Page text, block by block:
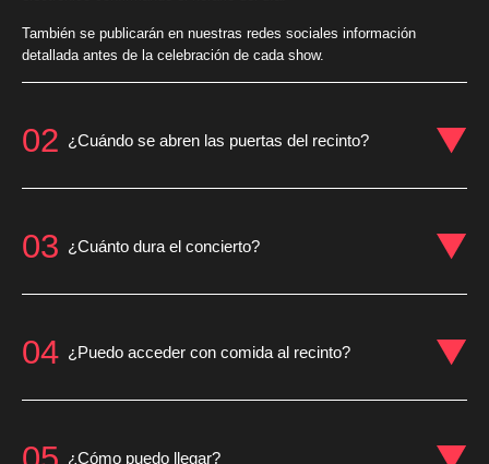
También se publicarán en nuestras redes sociales información
detallada antes de la celebración de cada show.
02 ¿Cuándo se abren las puertas del recinto?
03 ¿Cuánto dura el concierto?
04 ¿Puedo acceder con comida al recinto?
¿Cómo puedo llegar?